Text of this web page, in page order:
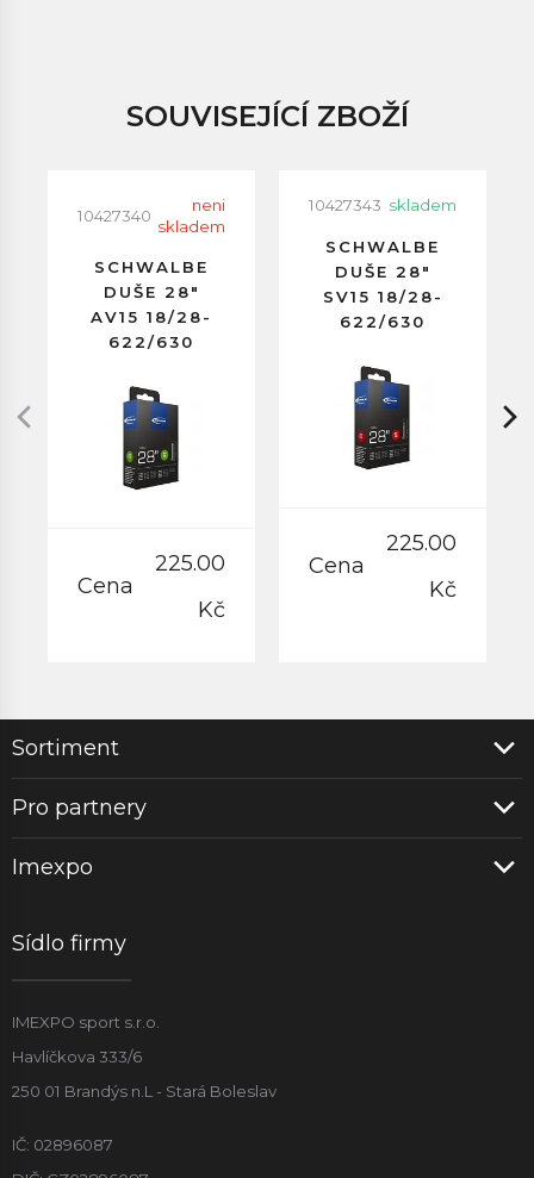
SOUVISEJÍCÍ ZBOŽÍ
10427340
neni
skladem
SCHWALBE
DUŠE 28"
AV15 18/28-
622/630
40MM
Cena
225.00
Kč
10427343 skladem
SCHWALBE
DUŠE 28"
SV15 18/28-
622/630
VENTILEK
40MM
Cena
225.00
Kč
Sortiment
Pro partnery
Imexpo
Sídlo firmy
IMEXPO sport s.r.o.
Havlíčkova 333/6
250 01 Brandýs n.L - Stará Boleslav
IČ: 02896087